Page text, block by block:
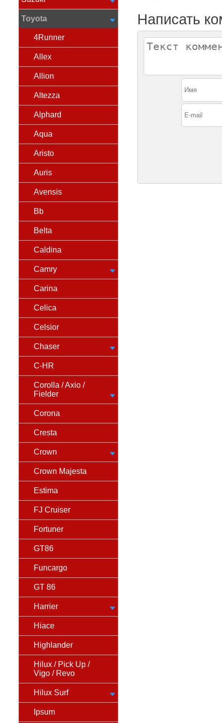
Toyota
4Runner
Allex
Allion
Altezza
Alphard
Aqua
Aristo
Auris
Avensis
Bb
Belta
Caldina
Camry
Carina
Celica
Celsior
Chaser
C-HR
Corolla / Axio /
Fielder
Corona
Cresta
Crown
Crown Majesta
Estima
FJ Cruiser
Fortuner
GT86
Funcargo
GT 86
Harrier
Hiace
Highlander
Hilux / Pick Up /
Vigo / Revo
Hilux Surf
Ipsum
Написать